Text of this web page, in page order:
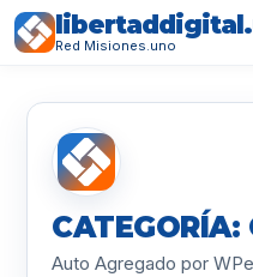
Red Misiones.uno
CATEGORÍA:
Auto Agregado por